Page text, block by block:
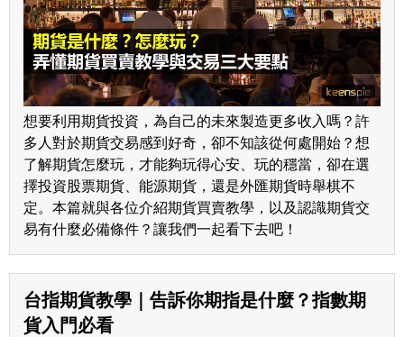
想要利用期貨投資，為自己的未來製造更多收入嗎？許
多人對於期貨交易感到好奇，卻不知該從何處開始？想
了解期貨怎麼玩，才能夠玩得心安、玩的穩當，卻在選
擇投資股票期貨、能源期貨，還是外匯期貨時舉棋不
定。本篇就與各位介紹期貨買賣教學，以及認識期貨交
易有什麼必備條件？讓我們一起看下去吧！
台指期貨教學｜告訴你期指是什麼？指數期
貨入門必看